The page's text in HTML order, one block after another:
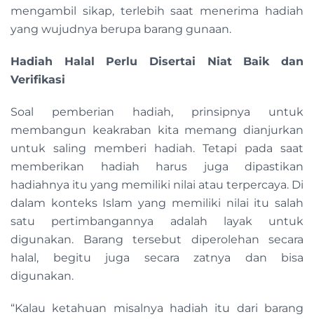
mengambil sikap, terlebih saat menerima hadiah
yang wujudnya berupa barang gunaan.
Hadiah Halal Perlu Disertai Niat Baik dan
Verifikasi
Soal pemberian hadiah, prinsipnya untuk
membangun keakraban kita memang dianjurkan
untuk saling memberi hadiah. Tetapi pada saat
memberikan hadiah harus juga dipastikan
hadiahnya itu yang memiliki nilai atau terpercaya. Di
dalam konteks Islam yang memiliki nilai itu salah
satu pertimbangannya adalah layak untuk
digunakan. Barang tersebut diperolehan secara
halal, begitu juga secara zatnya dan bisa
digunakan.
“Kalau ketahuan misalnya hadiah itu dari barang